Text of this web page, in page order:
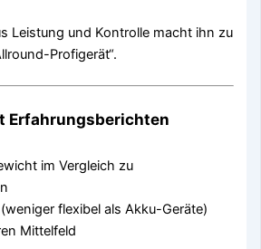
Leistung und Kontrolle macht ihn zu
Profigerät“.
Erfahrungsberichten
im Vergleich zu
flexibel als Akku-Geräte)
Mittelfeld